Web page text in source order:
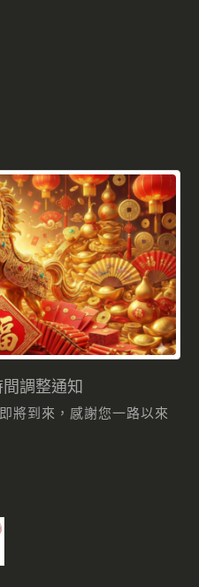
調整通知
將到來，感謝您一路以來